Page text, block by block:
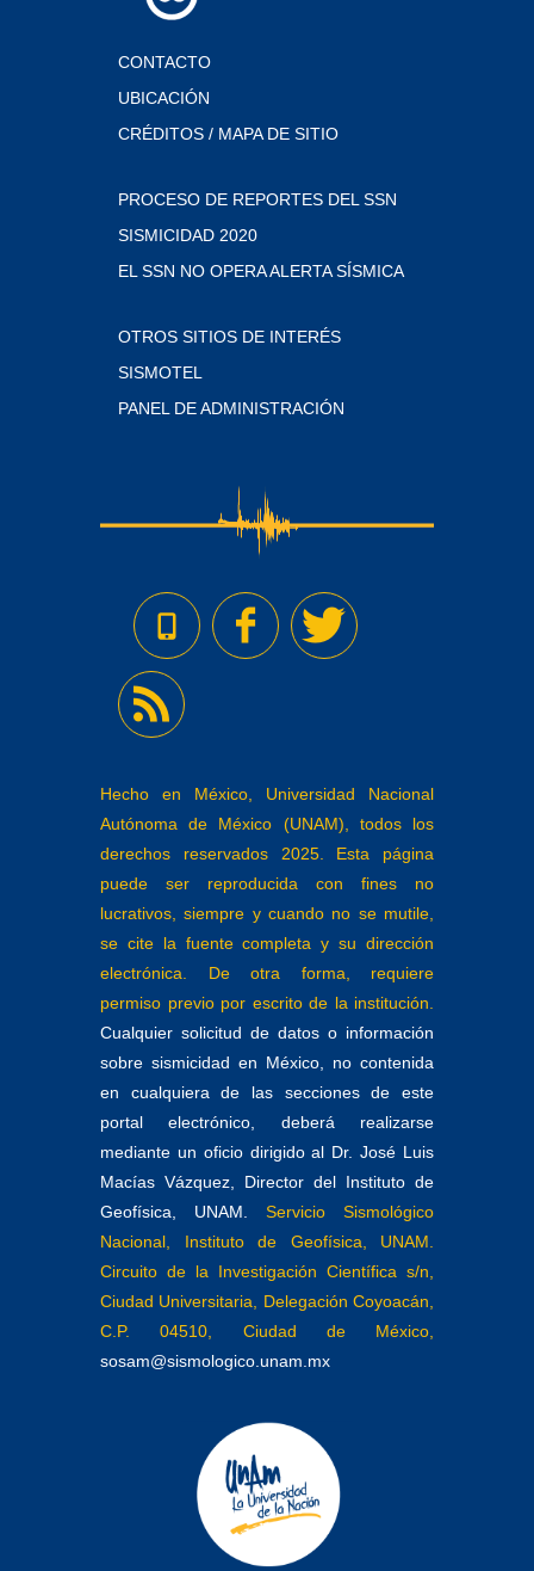
CONTACTO
UBICACIÓN
CRÉDITOS / MAPA DE SITIO
PROCESO DE REPORTES DEL SSN
SISMICIDAD 2020
EL SSN NO OPERA ALERTA SÍSMICA
OTROS SITIOS DE INTERÉS
SISMOTEL
PANEL DE ADMINISTRACIÓN
Hecho en México, Universidad Nacional
Autónoma de México (UNAM), todos los
derechos reservados 2025. Esta página
puede ser reproducida con fines no
lucrativos, siempre y cuando no se mutile,
se cite la fuente completa y su dirección
electrónica. De otra forma, requiere
permiso previo por escrito de la institución.
Cualquier solicitud de datos o información
sobre sismicidad en México, no contenida
en cualquiera de las secciones de este
portal electrónico, deberá realizarse
mediante un oficio dirigido al Dr. José Luis
Macías Vázquez, Director del Instituto de
Geofísica, UNAM.
Servicio Sismológico
Nacional, Instituto de Geofísica, UNAM.
Circuito de la Investigación Científica s/n,
Ciudad Universitaria, Delegación Coyoacán,
C.P. 04510, Ciudad de México,
sosam@sismologico.unam.mx